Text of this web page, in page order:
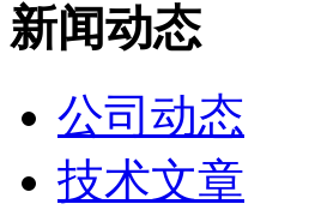
新闻动态
公司动态
技术文章